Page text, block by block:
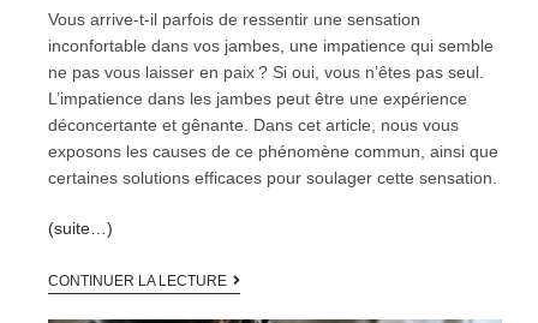
Vous arrive-t-il parfois de ressentir une sensation
inconfortable dans vos jambes, une impatience qui semble
ne pas vous laisser en paix ? Si oui, vous n’êtes pas seul.
L’impatience dans les jambes peut être une expérience
déconcertante et gênante. Dans cet article, nous vous
exposons les causes de ce phénomène commun, ainsi que
certaines solutions efficaces pour soulager cette sensation.
(suite…)
CONTINUER LA LECTURE